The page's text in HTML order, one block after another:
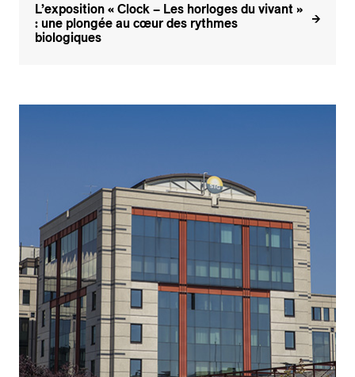
L’exposition « Clock – Les horloges du vivant »
: une plongée au cœur des rythmes
biologiques